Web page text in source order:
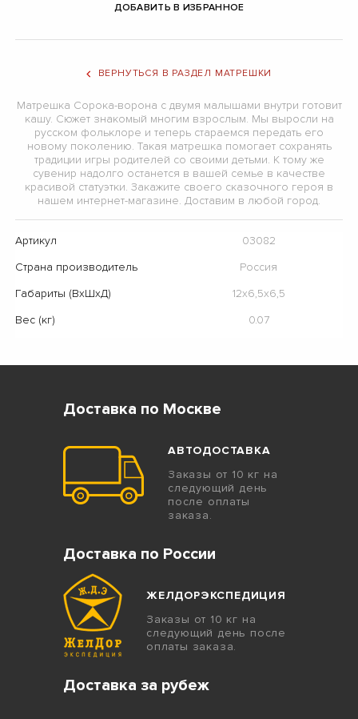
ДОБАВИТЬ В ИЗБРАННОЕ
ВЕРНУТЬСЯ В РАЗДЕЛ МАТРЕШКИ
Матрешка Сорока-ворона с двумя малышами внутри готовит
кашу. Сюжет знакомый многим взрослым. Мы выросли на
русском фольклоре и теперь стараемся передать его
новому поколению. Такая матрешка помогает сохранять
традиции игры родителей со своими детьми. К тому же
сувенир надолго останется в вашей семье в качестве
красивой статуэтки. Закажите своего сказочного героя в
нашем интернет-магазине. Доставим в любой город.
Артикул
03082
Страна производитель
Россия
Габариты (ВхШхД)
12х6,5х6,5
Вес (кг)
0.07
Доставка по Москве
АВТОДОСТАВКА
Заказы от 10 кг на
следующий день
после оплаты
заказа.
Доставка по России
ЖЕЛДОРЭКСПЕДИЦИЯ
Заказы от 10 кг на
следующий день после
оплаты заказа.
Доставка за рубеж